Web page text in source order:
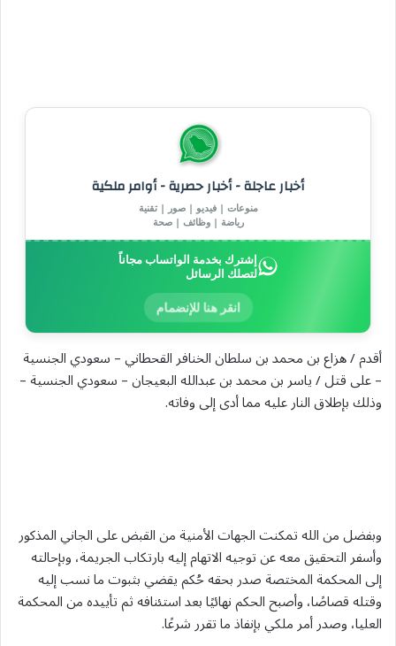
أخبار عاجلة - أخبار حصرية - أوامر ملكية
منوعات | فيديو | صور | تقنية
رياضة | وظائف | صحة
إشترك بخدمة الواتساب مجاناً
لتصلك الرسائل
انقر هنا للإنضمام
أقدم / هزاع بن محمد بن سلطان الخنافر القحطاني – سعودي الجنسية
– على قتل / ياسر بن محمد بن عبدالله البعيجان – سعودي الجنسية –
وذلك بإطلاق النار عليه مما أدى إلى وفاته.
وبفضل من الله تمكنت الجهات الأمنية من القبض على الجاني المذكور
وأسفر التحقيق معه عن توجيه الاتهام إليه بارتكاب الجريمة، وبإحالته
إلى المحكمة المختصة صدر بحقه حُكم يقضي بثبوت ما نسب إليه
وقتله قصاصًا، وأصبح الحكم نهائيًا بعد استئنافه ثم تأييده من المحكمة
العليا، وصدر أمر ملكي بإنفاذ ما تقرر شرعًا.